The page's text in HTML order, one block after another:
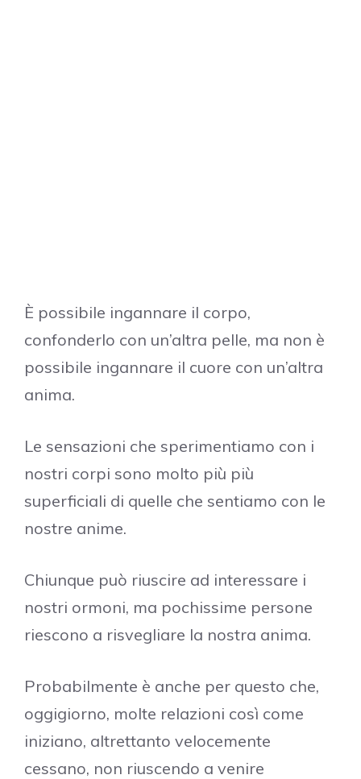
È possibile ingannare il corpo,
confonderlo con un’altra pelle, ma non è
possibile ingannare il cuore con un’altra
anima.
Le sensazioni che sperimentiamo con i
nostri corpi sono molto più più
superficiali di quelle che sentiamo con le
nostre anime.
Chiunque può riuscire ad interessare i
nostri ormoni, ma pochissime persone
riescono a risvegliare la nostra anima.
Probabilmente è anche per questo che,
oggigiorno, molte relazioni così come
iniziano, altrettanto velocemente
cessano, non riuscendo a venire